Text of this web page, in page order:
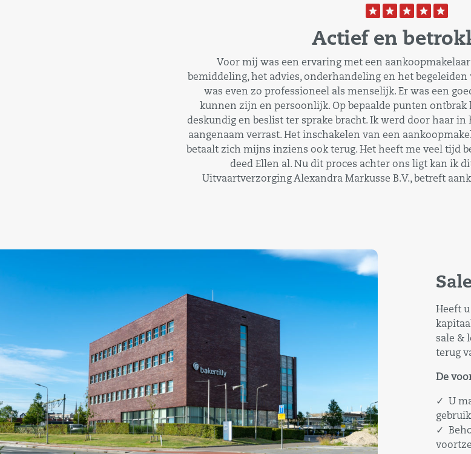
Actief en
Voor mij was een ervaring met een
bemiddeling, het advies, onderhandeling en het
was even zo professioneel als menselijk. Er was een
kunnen zijn en persoonlijk. Op bepaalde punten ontbrak
deskundig en beslist ter sprake bracht. Ik werd door haar in
aangenaam verrast. Het inschakelen van een
betaalt zich mijns inziens ook terug. Het heeft me veel tijd
deed Ellen al. Nu dit proces achter ons ligt kan ik
Uitvaartverzorging Alexandra Markusse B.V., betreft
Heeft
sale &
terug
De
✓ U
✓